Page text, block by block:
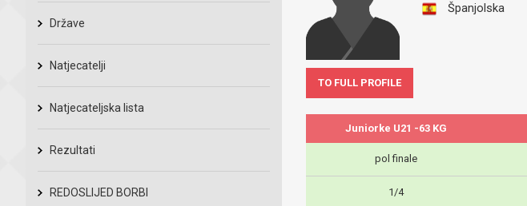
Države
Natjecatelji
Natjecateljska lista
Rezultati
REDOSLIJED BORBI
Španjolska
TO FULL PROFILE
Juniorke U21 -63 KG
pol finale
1/4